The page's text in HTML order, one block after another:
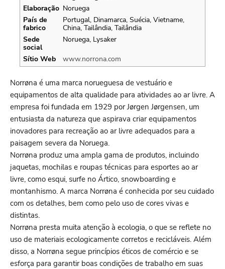
Elaboração Noruega
País de
fabrico
Portugal, Dinamarca, Suécia, Vietname,
China, Tailândia, Tailândia
Sede
social
Noruega, Lysaker
Sítio Web www.norrona.com
Norrøna é uma marca norueguesa de vestuário e
equipamentos de alta qualidade para atividades ao ar livre. A
empresa foi fundada em 1929 por Jørgen Jørgensen, um
entusiasta da natureza que aspirava criar equipamentos
inovadores para recreação ao ar livre adequados para a
paisagem severa da Noruega.
Norrøna produz uma ampla gama de produtos, incluindo
jaquetas, mochilas e roupas técnicas para esportes ao ar
livre, como esqui, surfe no Ártico, snowboarding e
montanhismo. A marca Norrøna é conhecida por seu cuidado
com os detalhes, bem como pelo uso de cores vivas e
distintas.
Norrøna presta muita atenção à ecologia, o que se reflete no
uso de materiais ecologicamente corretos e recicláveis. Além
disso, a Norrøna segue princípios éticos de comércio e se
esforça para garantir boas condições de trabalho em suas